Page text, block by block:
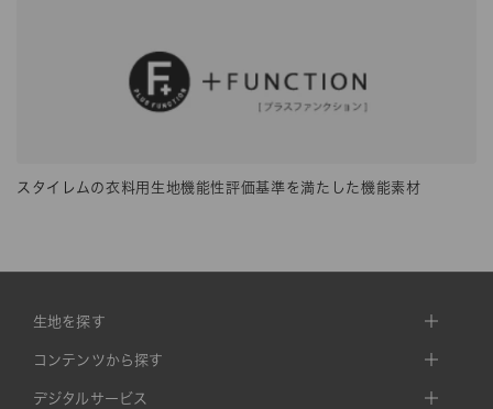
スタイレムの衣料用生地機能性評価基準を満たした機能素材
生地を探す
コンテンツから探す
デジタルサービス